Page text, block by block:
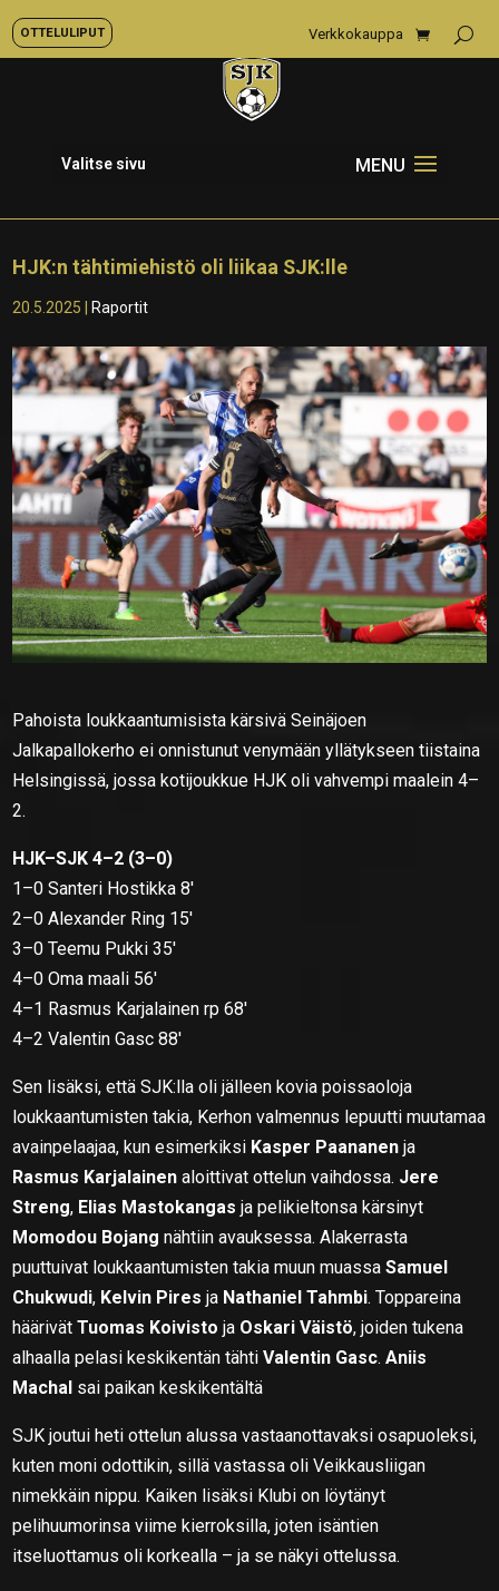
OTTELULIPUT Verkkokauppa
Valitse sivu
HJK:n tähtimiehistö oli liikaa SJK:lle
20.5.2025 Raportit
Pahoista loukkaantumisista kärsivä Seinäjoen
Jalkapallokerho ei onnistunut venymään yllätykseen tiistaina
Helsingissä, jossa kotijoukkue HJK oli vahvempi maalein 4–
2.
HJK–SJK 4–2 (3–0)
1–0 Santeri Hostikka 8′
2–0 Alexander Ring 15′
3–0 Teemu Pukki 35′
4–0 Oma maali 56′
4–1 Rasmus Karjalainen rp 68′
4–2 Valentin Gasc 88′
Sen lisäksi, että SJK:lla oli jälleen kovia poissaoloja
loukkaantumisten takia, Kerhon valmennus lepuutti muutamaa
avainpelaajaa, kun esimerkiksi Kasper Paananenja
Rasmus Karjalainen aloittivat ottelun vaihdossa. Jere
Streng, Elias Mastokangas ja pelikieltonsa kärsinyt
Momodou Bojang nähtiin avauksessa. Alakerrasta
puuttuivat loukkaantumisten takia muun muassaSamuel
Chukwudi, Kelvin Pires ja Nathaniel Tahmbi. Toppareina
häärivät Tuomas Koivistoja Oskari Väistö, joiden tukena
alhaalla pelasi keskikentän tähtiValentin Gasc.Aniis
Machal sai paikan keskikentältä
SJK joutui heti ottelun alussa vastaanottavaksi osapuoleksi,
kuten moni odottikin, sillä vastassa oli Veikkausliigan
nimekkäin nippu. Kaiken lisäksi Klubi on löytänyt
pelihuumorinsa viime kierroksilla, joten isäntien
itseluottamus oli korkealla – ja se näkyi ottelussa.